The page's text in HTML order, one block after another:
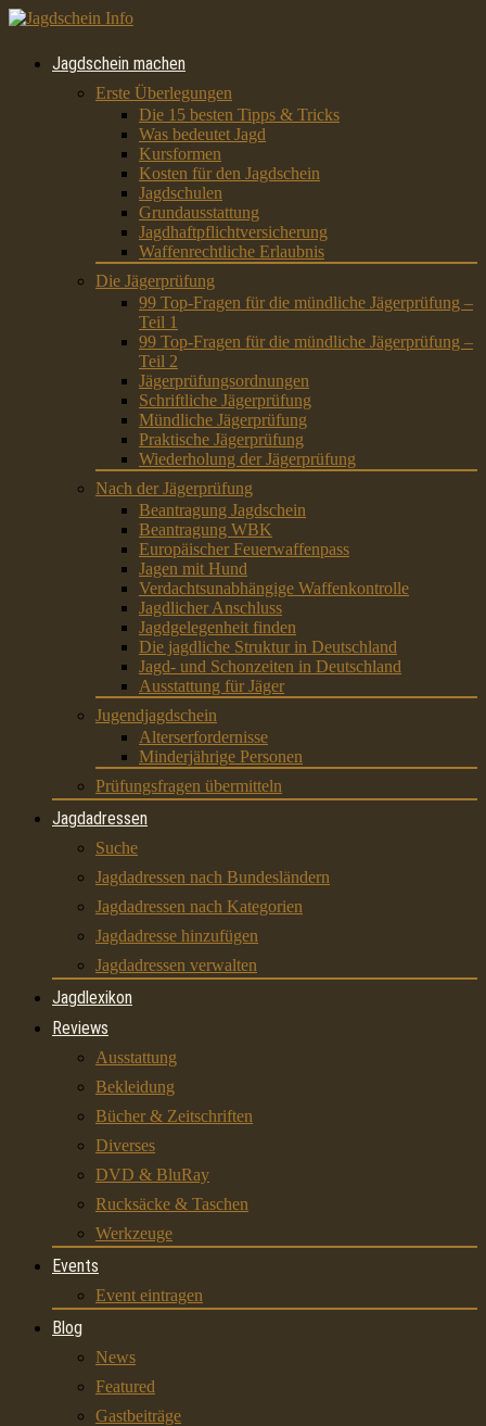
Jagdschein machen
Erste Überlegungen
Die 15 besten Tipps & Tricks
Was bedeutet Jagd
Kursformen
Kosten für den Jagdschein
Jagdschulen
Grundausstattung
Jagdhaftpflichtversicherung
Waffenrechtliche Erlaubnis
Die Jägerprüfung
99 Top-Fragen für die mündliche Jägerprüfung –
Teil 1
99 Top-Fragen für die mündliche Jägerprüfung –
Teil 2
Jägerprüfungsordnungen
Schriftliche Jägerprüfung
Mündliche Jägerprüfung
Praktische Jägerprüfung
Wiederholung der Jägerprüfung
Nach der Jägerprüfung
Beantragung Jagdschein
Beantragung WBK
Europäischer Feuerwaffenpass
Jagen mit Hund
Verdachtsunabhängige Waffenkontrolle
Jagdlicher Anschluss
Jagdgelegenheit finden
Die jagdliche Struktur in Deutschland
Jagd- und Schonzeiten in Deutschland
Ausstattung für Jäger
Jugendjagdschein
Alterserfordernisse
Minderjährige Personen
Prüfungsfragen übermitteln
Jagdadressen
Suche
Jagdadressen nach Bundesländern
Jagdadressen nach Kategorien
Jagdadresse hinzufügen
Jagdadressen verwalten
Jagdlexikon
Reviews
Ausstattung
Bekleidung
Bücher & Zeitschriften
Diverses
DVD & BluRay
Rucksäcke & Taschen
Werkzeuge
Events
Event eintragen
Blog
News
Featured
Gastbeiträge